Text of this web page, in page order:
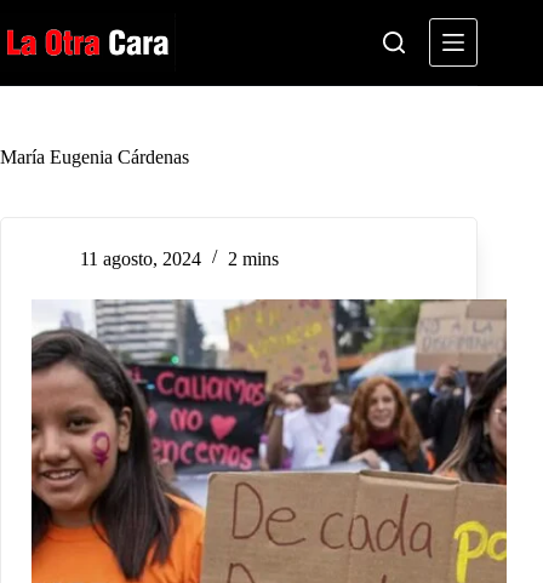
al
contenido
María Eugenia Cárdenas
11 agosto, 2024 2 mins